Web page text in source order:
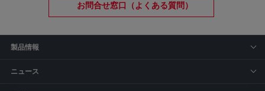
お問合せ窓口（よくある質問）
製品情報
ニュース